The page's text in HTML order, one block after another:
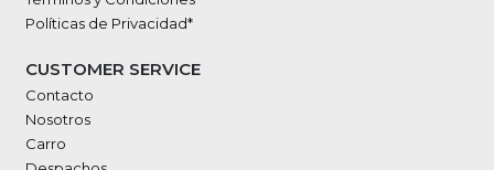
Políticas de Privacidad*
CUSTOMER SERVICE
Contacto
Nosotros
Carro